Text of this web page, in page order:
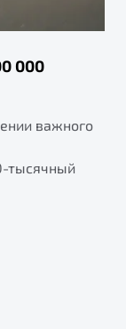
000
важного
тысячный